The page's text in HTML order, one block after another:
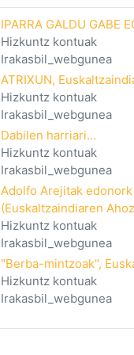
IPARRA GALDU GABE
Hizkuntz kontuak
Irakasbil_webgunea
ATRIXUN,
Hizkuntz kontuak
Irakasbil_webgunea
Dabilen harriari…
Hizkuntz kontuak
Irakasbil_webgunea
Adolfo Arejitak
(Euskaltzaindiaren
Hizkuntz kontuak
Irakasbil_webgunea
"Berba-mintzoak",
Hizkuntz kontuak
Irakasbil_webgunea